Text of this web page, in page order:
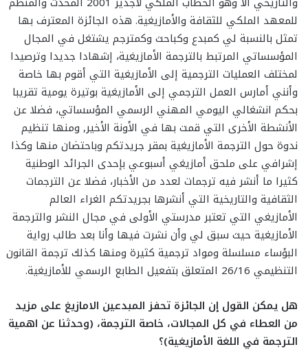
للمعهد الملكي للثقافة والأمازيغية. هذه الجائزة المعترف بها
تمثل بالنسبة لي كمبدع وكباحث وكمترجم يشتغل في المجال
المؤسساتي المرتبط بالترجمة الأمازيغية، إشهادا جديدا وترصيدا
لمختلف العمليات الترجمية إلى الأمازيغية التي أقوم بها خاصة
وأنني أمارس العمل الترجمي إلى الأمازيغية بوتيرة يومية تقريبا
بحكم انشغالي اليومي المهني الرسمي المؤسساتي، فضلا عن
الأنشطة الأخرى التي قمت بها في الأونة الأخير, ومنها تنظيم
ندوة حول الترجمة الأمازيغية بمقر جريدتكم وباحتضان منها وكذا
إشرافي على ملحق أمازيغي أسبوعي بإحدى الجرائد الوطنية
كثيرا ما أنشر فيه ترجمات لعدد من الأخبار، فضلا عن الترجمات
الثقافية والتاريخية التي أنشرها بجريدتكم الغراء العالم
الأمازيغي التي تعتبر مدرستي الأولى في مجال النشر والترجمة
الأمازيغية حيث سبق لي وأن نشرت فيها وأنا بعد طالب رواية
البؤساء مسلسلة ومواد ترجمية كثيرة ومنها كذلك ترجمة القانون
التنظيمي 26/16 المتعلق بتفعيل الطابع الرسمي للأمازيغية.
هل يمكن القول إن الجائزة تحفز المبدعين الامازيغ على مزيد
من العطاء في كل المجالات، خاصة الترجمة، (وحدثنا عن اهمية
الترجمة في اللغة الأمازيغية)؟